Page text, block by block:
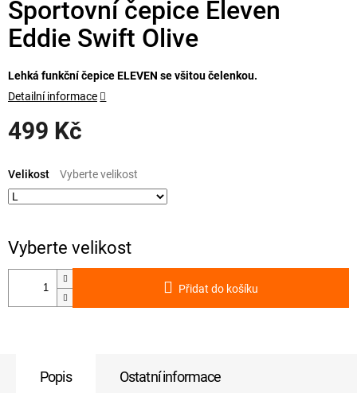
Sportovní čepice Eleven
Eddie Swift Olive
499 Kč
cena:
Velikost
Přidat do košíku
Lehká funkční čepice ELEVEN se všitou čelenkou.
Detailní informace
Popis Ostatní informace